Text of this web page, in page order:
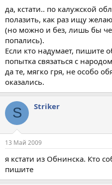
да, кстати.. по калужской
полазить, как раз ищу
(но можно и без, лишь бы
попались).
Если кто надумает, пишите
попытка связаться с
да те, мягко гря, не особо
оказались.
S Striker
13 Май 2009
я кстати из Обнинска. Кто
пишите